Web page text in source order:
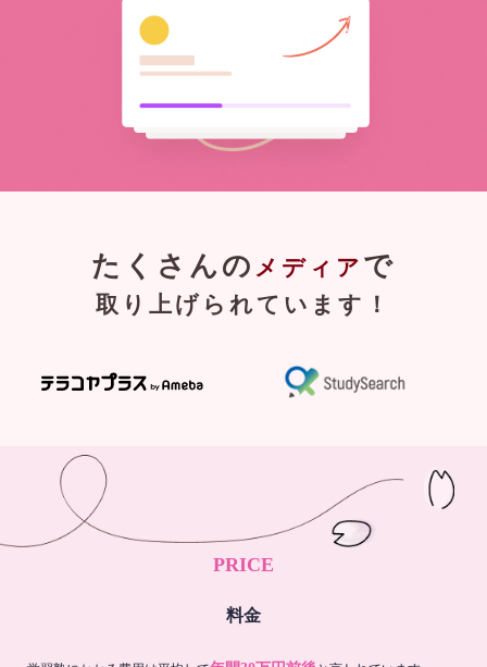
たくさんの メディア で
取り上げられています！
PRICE
料金